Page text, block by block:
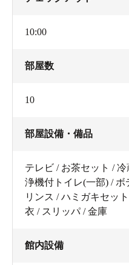
10:00
部屋数
10
部屋設備・備品
テレビ / お茶セット /
浄機付トイレ(一部) /
リンス / ハミガキセッ
衣 / スリッパ / 金庫
館内設備